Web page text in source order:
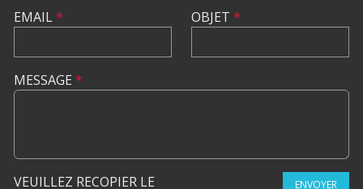
EMAIL* OBJET *
MESSAGE *
VEUILLEZ RECOPIER LE
ENVOYER